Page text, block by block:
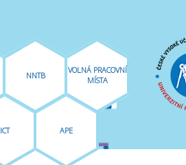
ICT APE
NNTB
VOLNÁ PRACOVNÍ
MÍSTA